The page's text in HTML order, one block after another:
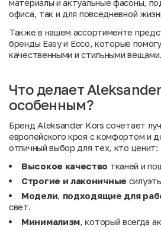
материалы и актуальные фасоны,
офиса, так и для повседневной
Также в нашем ассортименте
бренды Easyи Ecco, которые
качественными и стильными вещами.
Что делает
особенным?
Бренд Aleksander Kors сочетает
европейского кроя с комфортом и
отличный выбор для тех, кто ценит:
Высокое качество тканей и
Строгие и лаконичные
Модели, подходящие для
свет.
Минимализм, который всегда